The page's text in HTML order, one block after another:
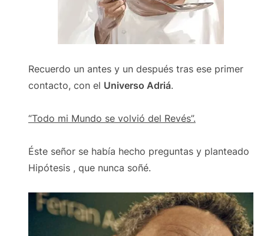
Recuerdo un antes y un después tras ese primer
contacto, con el Universo Adriá.
“Todo mi Mundo se volvió del Revés”.
Éste señor se había hecho preguntas y planteado
Hipótesis , que nunca soñé.